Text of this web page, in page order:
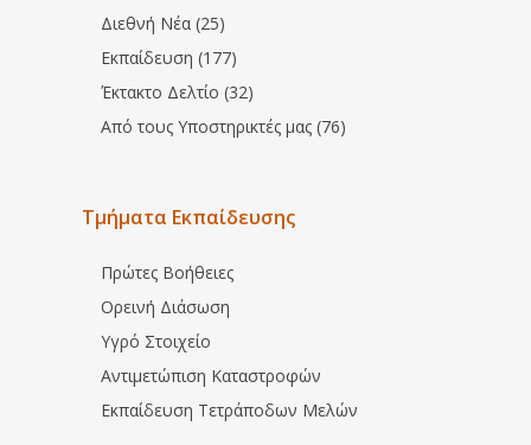
Διεθνή Νέα (25)
Εκπαίδευση (177)
Έκτακτο Δελτίο (32)
Από τους Υποστηρικτές μας (76)
Τμήματα Εκπαίδευσης
Πρώτες Βοήθειες
Ορεινή Διάσωση
Υγρό Στοιχείο
Αντιμετώπιση Καταστροφών
Εκπαίδευση Τετράποδων Μελών